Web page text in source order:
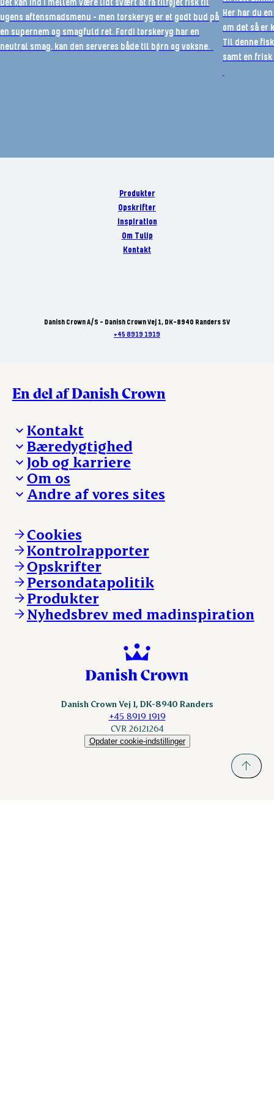
Det kan ind i mellem være lidt svært at få tilføjet fisk til
ugens aftensmadsmenu – men torskeryg er et godt bud på
en supernem og smagfuld ret. Fordi torskeryg har en
neutral smag, kan den serveres både til børn og voksne.
Her har du
om det så er
Til denne
samt en
Produkter
Opskrifter
Inspiration
Om Tulip
Kontakt
Danish Crown A/S - Danish Crown Vej 1, DK-8940 Randers SV
+45 8919 1919
En del af Danish Crown
Kontakt
Besøg Danish Crown
Presse og nyheder
Reklamationer
Whistleblower
Øvrige henvendelser
Bæredygtighed
Fra jord til bord
Hverdagen
Ansvarlighed og nøgletal
Job og karriere
Arbejd med os
Ledige stillinger
Om os
Hvem er vi
Vores resultater
Vores lokationer
Kontakt
Andre af vores sites
Andelsejere - kreatur
Danishcrownprofessional.com
DAT-Schaub.com
ESS-FOOD.com
Fonden Dansk Gastronomi
KLS.se
nordicspoor.com
Scanhide.dk
Cookies
Kontrolrapporter
Opskrifter
Persondatapolitik
Produkter
Nyhedsbrev med madinspiration
Danish Crown Vej 1, DK-8940 Randers
+45 8919 1919
CVR 26121264
Opdater cookie-indstillinger